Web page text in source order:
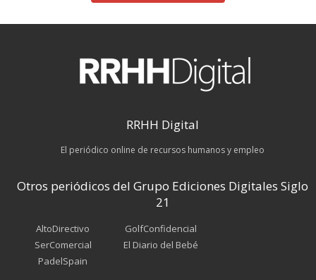
RRHH Digital
El periódico online de recursos humanos y empleo
Otros periódicos del Grupo Ediciones Digitales Siglo
21
AltoDirectivo
SerComercial
PadelSpain
GolfConfidencial
El Diario del Bebé